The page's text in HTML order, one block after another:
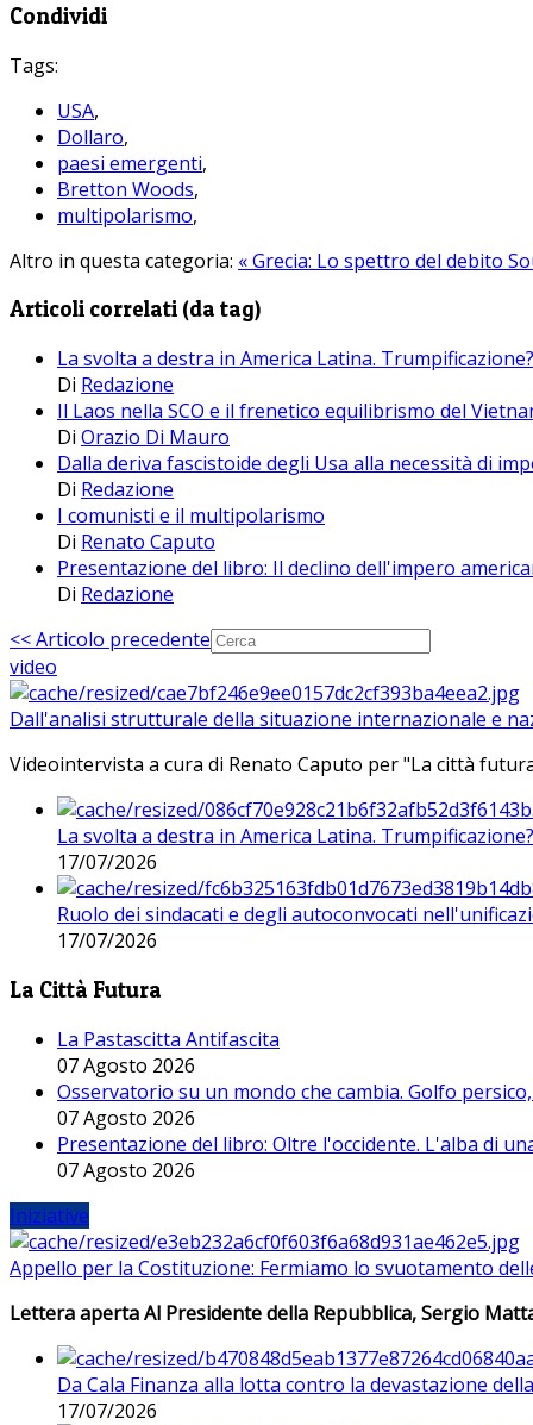
Condividi
Tags:
USA,
Dollaro,
paesi emergenti,
Bretton Woods,
multipolarismo,
Altro in questa categoria: « Grecia: Lo spettro del debito
Articoli correlati (da tag)
La svolta a destra in America Latina. Trumpificazione?
Di Redazione
Il Laos nella SCO e il frenetico equilibrismo del
Di Orazio Di Mauro
Dalla deriva fascistoide degli Usa alla necessità di
Di Redazione
I comunisti e il multipolarismo
Di Renato Caputo
Presentazione del libro: Il declino dell'impero
Di Redazione
<< Articolo precedente
video
Dall'analisi strutturale della situazione internazionale e
Videointervista a cura di Renato Caputo per "La città
La svolta a destra in America Latina. Trumpificazione?
17/07/2026
Ruolo dei sindacati e degli autoconvocati
17/07/2026
La Città Futura
La Pastascitta Antifascita
07 Agosto 2026
Osservatorio su un mondo che cambia. Golfo
07 Agosto 2026
Presentazione del libro: Oltre l'occidente. L'alba di
07 Agosto 2026
Iniziative
Appello per la Costituzione: Fermiamo lo svuotamento
Lettera aperta Al Presidente della Repubblica, Sergio
Da Cala Finanza alla lotta contro la devastazione
17/07/2026